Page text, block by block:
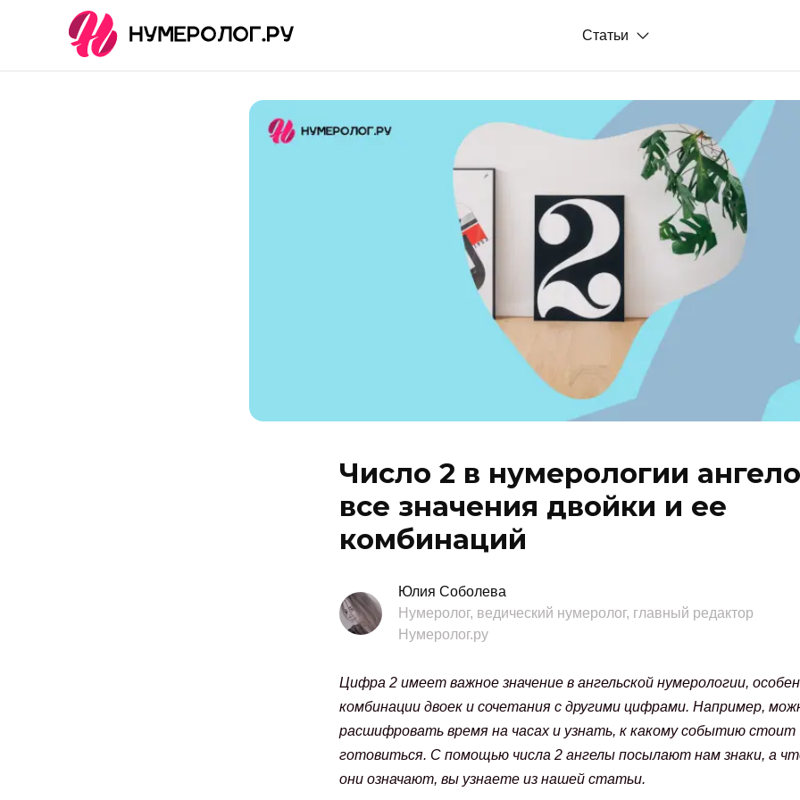
Статьи
Число 2 в нумерологии
все значения двойки и ее
комбинаций
Юлия Соболева
Нумеролог, ведический нумеролог, главный редактор
Нумеролог.ру
Цифра 2 имеет важное значение в ангельской нумерологии,
комбинации двоек и сочетания с другими цифрами. Например,
расшифровать время на часах и узнать, к какому событию стоит
готовиться. С помощью числа 2 ангелы посылают нам знаки, а
они означают, вы узнаете из нашей статьи.